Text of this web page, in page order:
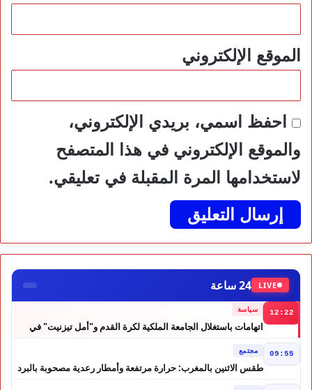
الموقع الإلكتروني
احفظ اسمي، بريدي الإلكتروني،
والموقع الإلكتروني في هذا المتصفح
لاستخدامها المرة المقبلة في تعليقي.
LIVE 24 ساعة
12:22 سياسة
اتهامات باستغلال الجامعة الملكية لكرة القدم و"أمل تيزنيت" في
09:55 مجتمع
طقس الاثنين بالمغرب: حرارة مرتفعة وأمطار رعدية مصحوبة بالبرد